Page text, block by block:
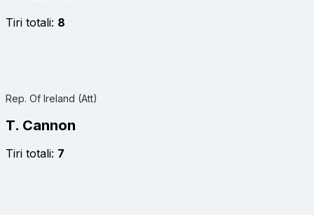
Tiri totali: 8
Rep. Of Ireland (Att)
T. Cannon
Tiri totali: 7